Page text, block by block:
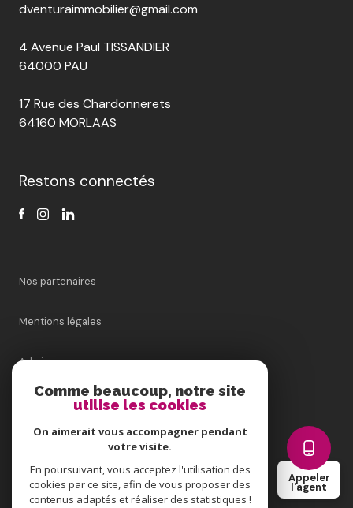
Appeler
l'agent
dventuraimmobilier@gmail.com
4 Avenue Paul TISSANDIER
64000 PAU
17 Rue des Chardonnerets
64160 MORLAAS
Restons connectés
Nos partenaires
Mentions légales
Admin
Nos honoraires
Cookies
Comme beaucoup, notre site
utilise les cookies
On aimerait vous accompagner pendant
votre visite.
En poursuivant, vous acceptez l'utilisation des
cookies par ce site, afin de vous proposer des
contenus adaptés et réaliser des statistiques !